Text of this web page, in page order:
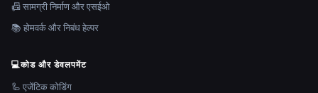
📠 सामग्री निर्माण और एसईओ
📚 होमवर्क और निबंध हेल्पर
💻कोड और डेवलपमेंट
🦾 एजेंटिक कोडिंग